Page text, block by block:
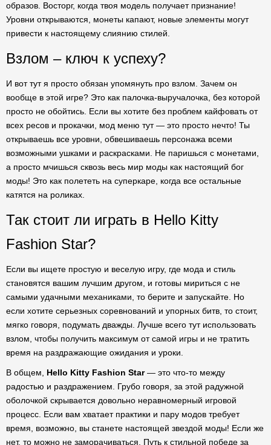
образов. Восторг, когда твоя модель получает признание!
Уровни открываются, монеты капают, новые элементы могут
привести к настоящему слиянию стилей.
Взлом – ключ к успеху?
И вот тут я просто обязан упомянуть про взлом. Зачем он
вообще в этой игре? Это как палочка-выручалочка, без которой
просто не обойтись. Если вы хотите без проблем кайфовать от
всех ресов и прокачки, мод меню тут — это просто нечто! Ты
открываешь все уровни, обвешиваешь персонажа всеми
возможными ушками и раскрасками. Не паришься с монетами,
а просто мчишься сквозь весь мир моды как настоящий бог
моды! Это как полететь на суперкаре, когда все остальные
катятся на роликах.
Так стоит ли играть в Hello Kitty
Fashion Star?
Если вы ищете простую и веселую игру, где мода и стиль
становятся вашим лучшим другом, и готовы мириться с не
самыми удачными механиками, то берите и запускайте. Но
если хотите серьезных соревнований и упорных битв, то стоит,
мягко говоря, подумать дважды. Лучше всего тут использовать
взлом, чтобы получить максимум от самой игры и не тратить
время на раздражающие ожидания и уроки.
В общем, Hello Kitty Fashion Star— это что-то между
радостью и раздражением. Грубо говоря, за этой радужной
оболочкой скрывается довольно неравномерный игровой
процесс. Если вам хватает практики и пару модов требует
время, возможно, вы станете настоящей звездой моды! Если же
нет, то можно не заморачиваться. Путь к стильной победе за